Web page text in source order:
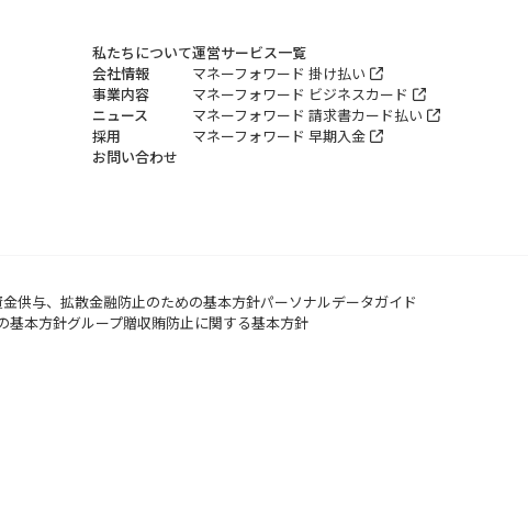
私たちについて
会社情報
事業内容
ニュース
採用
お問い合わせ
運営サービス一覧
マネーフォワード 掛け払い
マネーフォワード ビジネスカード
マネーフォワード 請求書カード払い
マネーフォワード 早期入金
供与、拡散金融防止のための基本方針パーソナルデータガイド
基本方針グループ贈収賄防止に関する基本方針